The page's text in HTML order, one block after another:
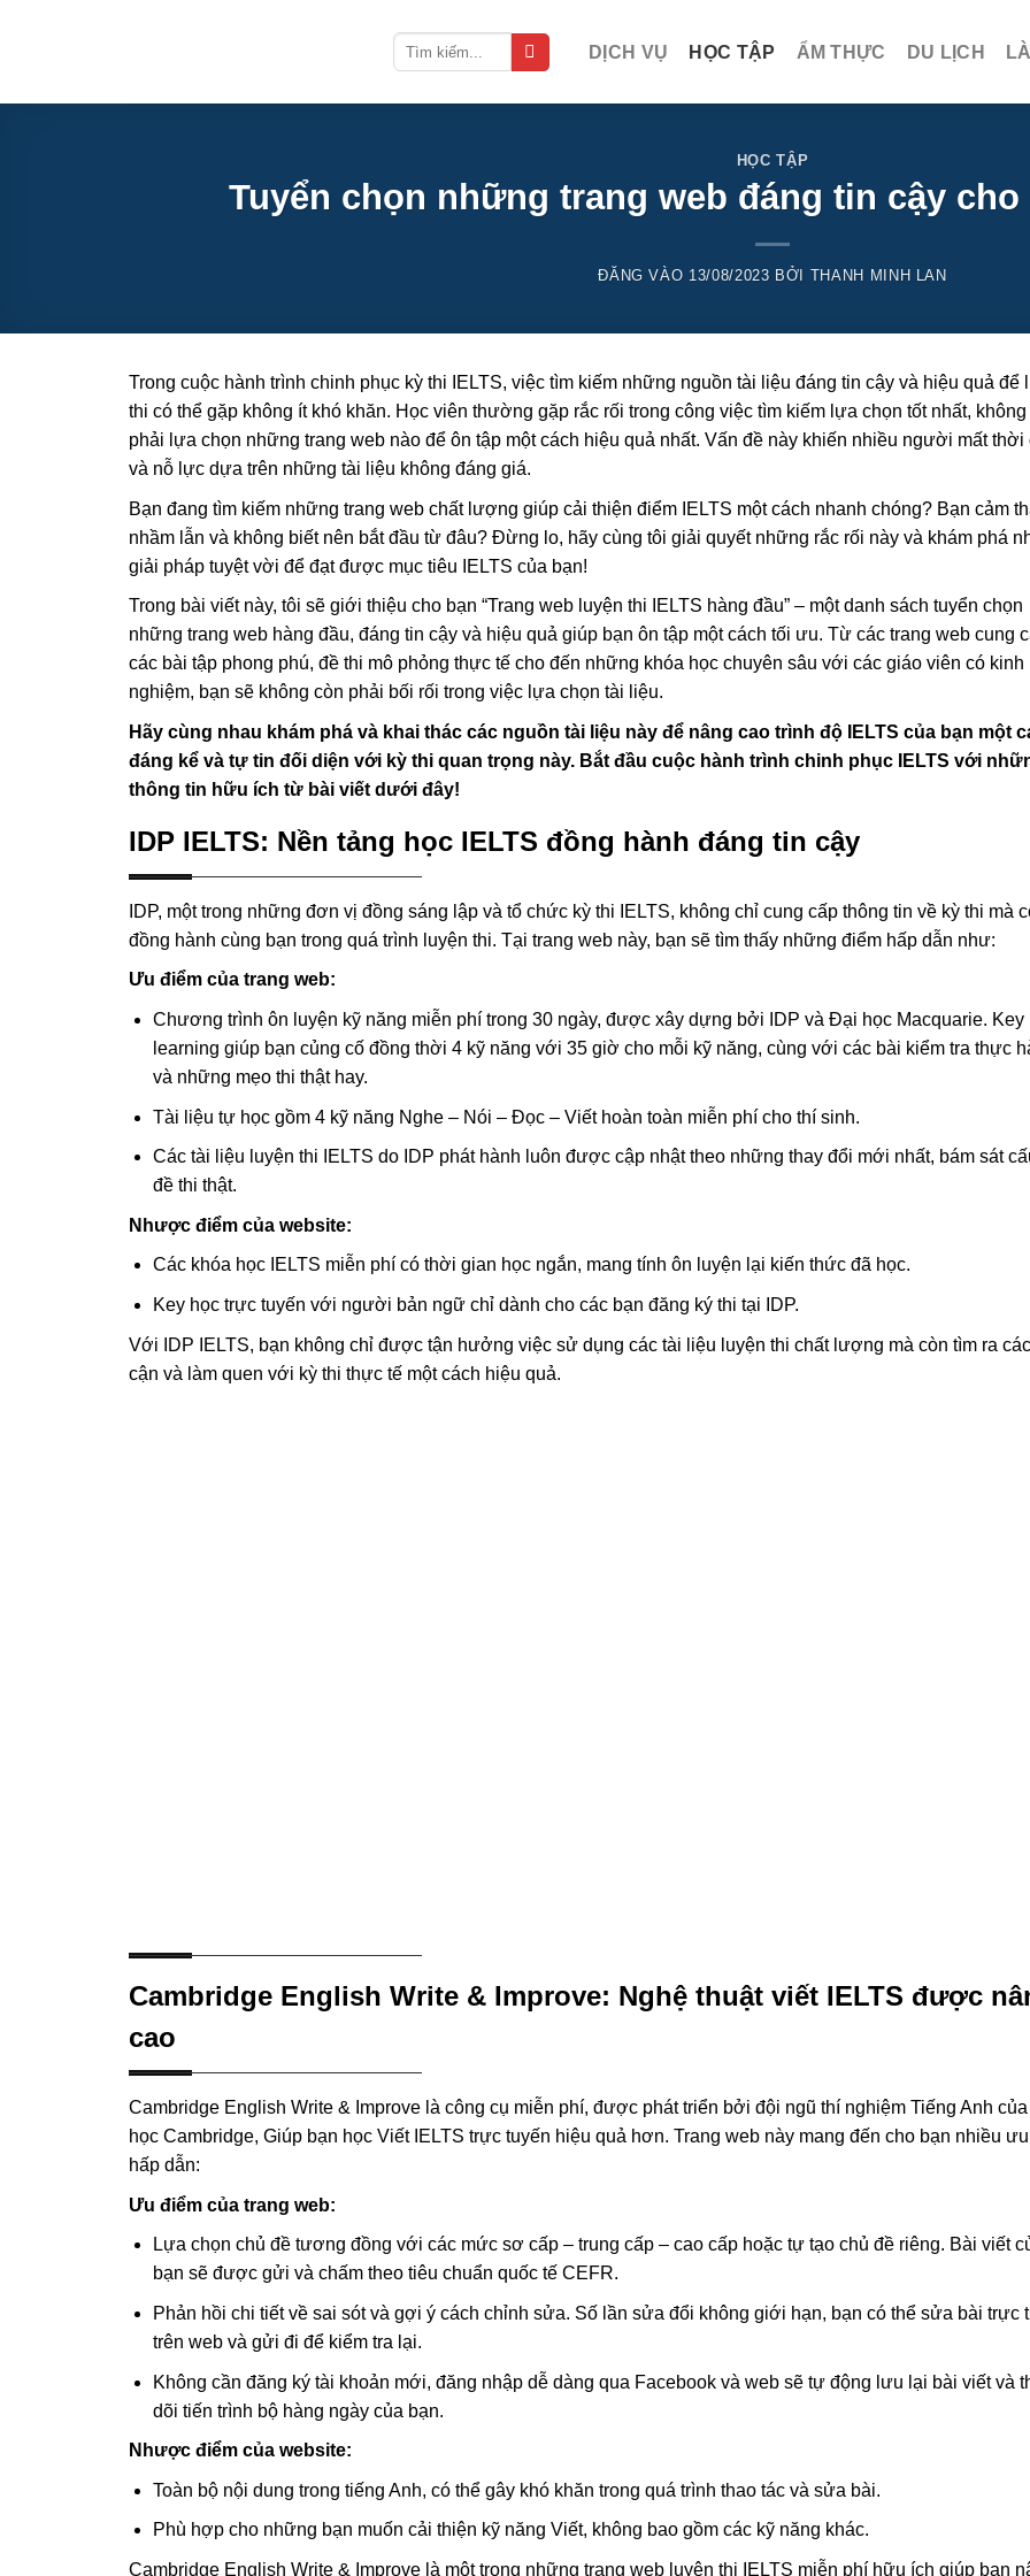
dung
DỊCH VỤ HỌC TẬP ẨM THỰC DU LỊCH
HỌC TẬP
Tuyển chọn những trang web đáng tin cậy
ĐĂNG VÀO 13/08/2023 BỞI THANH MINH LAN
Trong cuộc hành trình chinh phục kỳ thi IELTS, việc tìm kiếm những nguồn tài liệu đáng tin cậy và hiệu quả để
thi có thể gặp không ít khó khăn. Học viên thường gặp rắc rối trong công việc tìm kiếm lựa chọn tốt nhất, không
phải lựa chọn những trang web nào để ôn tập một cách hiệu quả nhất. Vấn đề này khiến nhiều người mất thời
và nỗ lực dựa trên những tài liệu không đáng giá.
Bạn đang tìm kiếm những trang web chất lượng giúp cải thiện điểm IELTS một cách nhanh chóng? Bạn cảm
nhầm lẫn và không biết nên bắt đầu từ đâu? Đừng lo, hãy cùng tôi giải quyết những rắc rối này và khám phá
giải pháp tuyệt vời để đạt được mục tiêu IELTS của bạn!
Trong bài viết này, tôi sẽ giới thiệu cho bạn “Trang web luyện thi IELTS hàng đầu” – một danh sách tuyển chọn
những trang web hàng đầu, đáng tin cậy và hiệu quả giúp bạn ôn tập một cách tối ưu. Từ các trang web cung
các bài tập phong phú, đề thi mô phỏng thực tế cho đến những khóa học chuyên sâu với các giáo viên có kinh
nghiệm, bạn sẽ không còn phải bối rối trong việc lựa chọn tài liệu.
Hãy cùng nhau khám phá và khai thác các nguồn tài liệu này để nâng cao trình độ IELTS của bạn một
đáng kể và tự tin đối diện với kỳ thi quan trọng này. Bắt đầu cuộc hành trình chinh phục IELTS với
thông tin hữu ích từ bài viết dưới đây!
IDP IELTS: Nền tảng học IELTS đồng hành đáng tin cậy
IDP, một trong những đơn vị đồng sáng lập và tổ chức kỳ thi IELTS, không chỉ cung cấp thông tin về kỳ thi mà
đồng hành cùng bạn trong quá trình luyện thi. Tại trang web này, bạn sẽ tìm thấy những điểm hấp dẫn như:
Ưu điểm của trang web:
Chương trình ôn luyện kỹ năng miễn phí trong 30 ngày, được xây dựng bởi IDP và Đại học Macquarie. Key
learning giúp bạn củng cố đồng thời 4 kỹ năng với 35 giờ cho mỗi kỹ năng, cùng với các bài kiểm tra thực
và những mẹo thi thật hay.
Tài liệu tự học gồm 4 kỹ năng Nghe – Nói – Đọc – Viết hoàn toàn miễn phí cho thí sinh.
Các tài liệu luyện thi IELTS do IDP phát hành luôn được cập nhật theo những thay đổi mới nhất, bám sát
đề thi thật.
Nhược điểm của website:
Các khóa học IELTS miễn phí có thời gian học ngắn, mang tính ôn luyện lại kiến ​​thức đã học.
Key học trực tuyến với người bản ngữ chỉ dành cho các bạn đăng ký thi tại IDP.
Với IDP IELTS, bạn không chỉ được tận hưởng việc sử dụng các tài liệu luyện thi chất lượng mà còn tìm ra
cận và làm quen với kỳ thi thực tế một cách hiệu quả.
Cambridge English Write & Improve: Nghệ thuật viết IELTS được
cao
Cambridge English Write & Improve là công cụ miễn phí, được phát triển bởi đội ngũ thí nghiệm Tiếng Anh
học Cambridge, Giúp bạn học Viết IELTS trực tuyến hiệu quả hơn. Trang web này mang đến cho bạn nhiều
hấp dẫn:
Ưu điểm của trang web:
Lựa chọn chủ đề tương đồng với các mức sơ cấp – trung cấp – cao cấp hoặc tự tạo chủ đề riêng. Bài viết
bạn sẽ được gửi và chấm theo tiêu chuẩn quốc tế CEFR.
Phản hồi chi tiết về sai sót và gợi ý cách chỉnh sửa. Số lần sửa đổi không giới hạn, bạn có thể sửa bài trực
trên web và gửi đi để kiểm tra lại.
Không cần đăng ký tài khoản mới, đăng nhập dễ dàng qua Facebook và web sẽ tự động lưu lại bài viết và
dõi tiến trình bộ hàng ngày của bạn.
Nhược điểm của website:
Toàn bộ nội dung trong tiếng Anh, có thể gây khó khăn trong quá trình thao tác và sửa bài.
Phù hợp cho những bạn muốn cải thiện kỹ năng Viết, không bao gồm các kỹ năng khác.
Cambridge English Write & Improve là một trong những trang web luyện thi IELTS miễn phí hữu ích giúp bạn